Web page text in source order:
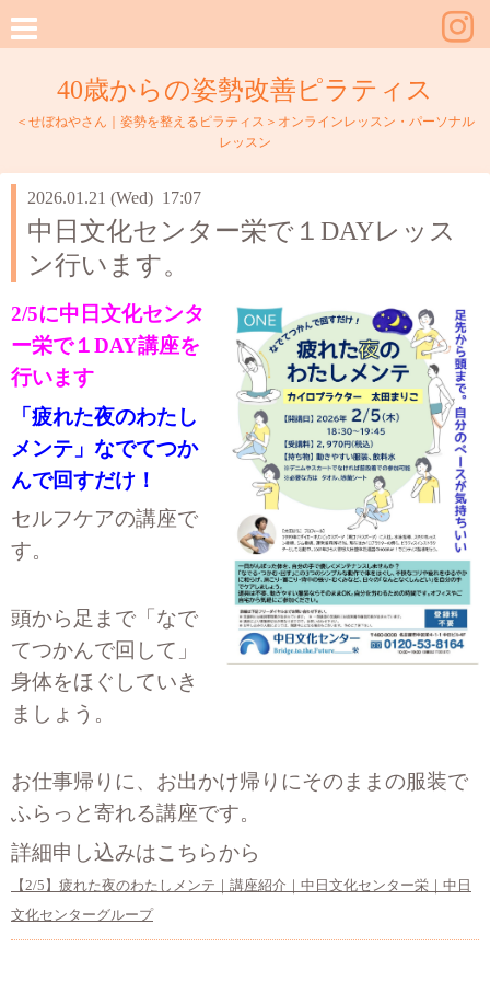
40歳からの姿勢改善ピラティス
＜せぼねやさん｜姿勢を整えるピラティス＞オンラインレッスン・パーソナル
レッスン
2026.01.21 (Wed) 17:07
中日文化センター栄で１DAYレッス
ン行います。
2/5に中日文化センタ
ー栄で１DAY講座を
行います
「疲れた夜のわたし
メンテ」なでてつか
んで回すだけ！
セルフケアの講座で
す。
頭から足まで「なで
てつかんで回して」
身体をほぐしていき
ましょう。
お仕事帰りに、お出かけ帰りにそのままの服装で
ふらっと寄れる講座です。
詳細申し込みはこちらから
【2/5】疲れた夜のわたしメンテ｜講座紹介｜中日文化センター栄｜中日
文化センターグループ